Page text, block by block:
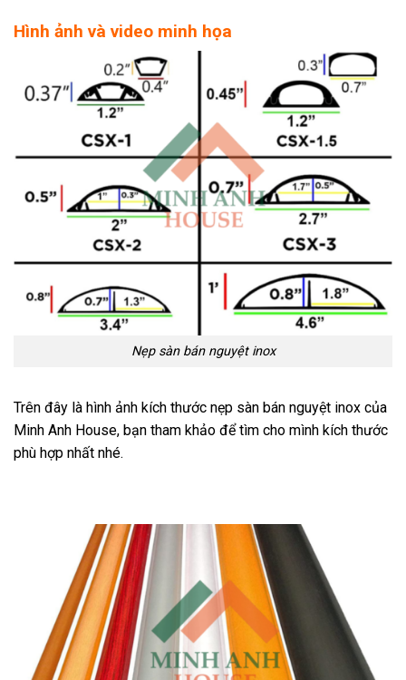
Hình ảnh và video minh họa
Nẹp sàn bán nguyệt inox
Trên đây là hình ảnh kích thước nẹp sàn bán nguyệt inox của
Minh Anh House, bạn tham khảo để tìm cho mình kích thước
phù hợp nhất nhé.